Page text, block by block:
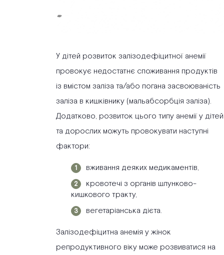
У дітей розвиток залізодефіцитної анемії
провокує недостатнє споживання продуктів
із вмістом заліза та/або погана засвоюваність
заліза в кишківнику (мальабсорбція заліза).
Додатково, розвиток цього типу анемії у дітей
та дорослих можуть провокувати наступні
фактори:
вживання деяких медикаментів,
кровотечі з органів шлунково-
кишкового тракту,
вегетаріанська дієта.
Залізодефіцитна анемія у жінок
репродуктивного віку може розвиватися на